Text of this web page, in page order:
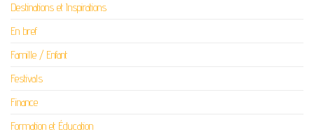
Destinations et Inspirations
En bref
Famille / Enfant
Festivals
Finance
Formation et Éducation